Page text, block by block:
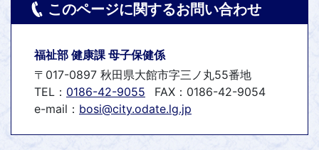
このページに関するお問い合わせ
福祉部 健康課 母子保健係
〒017-0897 秋田県大館市字三ノ丸55番地
TEL： 0186-42-9055
FAX：0186-42-9054
e-mail： bosi@city.odate.lg.jp